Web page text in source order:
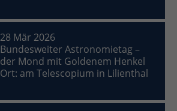
28 Mär 2026
Bundesweiter Astronomietag –
der Mond mit Goldenem Henkel
Ort: am Telescopium in Lilienthal